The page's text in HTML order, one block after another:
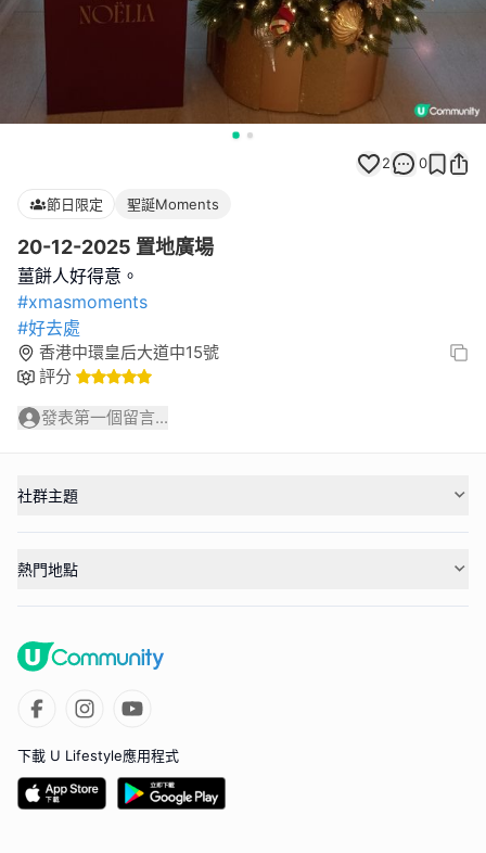
2 0
節日限定 聖誕Moments
20-12-2025 置地廣場
#xmasmoments
#好去處
香港中環皇后大道中15號
評分
發表第一個留言...
社群主題
熱門地點
下載 U Lifestyle應用程式